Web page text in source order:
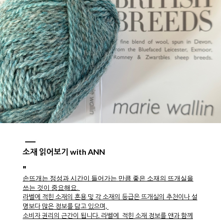
소재 읽어보기 with ANN
"
손뜨개는 정성과 시간이 들어가는 만큼 좋은 소재의 뜨개실을
쓰는 것이 중요해요.
라벨에 적힌 소재의 혼용 및 각 소재의 등급은 뜨개실의 추천이나 설
명보다 많은 정보를 담고 있으며,
소비자 권리의 근간이 됩니다. 라벨에 적힌 소재 정보를 앤과 함께